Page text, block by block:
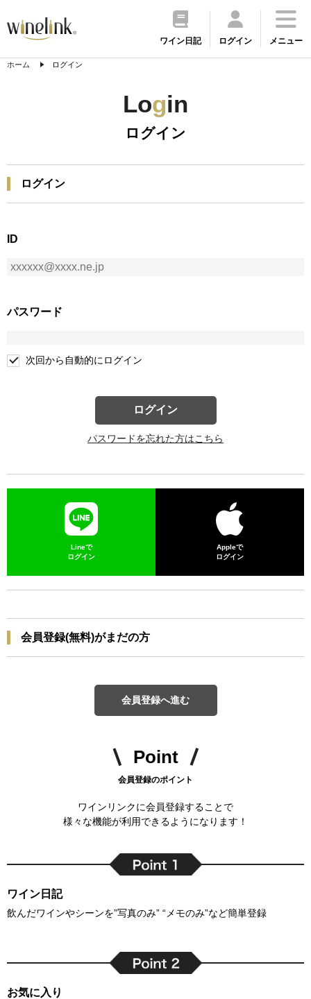
ワイン日記 ログイン メニュー
ホーム ログイン
Login
ログイン
ログイン
ID
パスワード
次回から自動的にログイン
ログイン
パスワードを忘れた方はこちら
Lineで
ログイン
Appleで
ログイン
会員登録(無料)がまだの方
会員登録へ進む
Point
会員登録のポイント
ワインリンクに会員登録することで
様々な機能が利用できるようになります！
ワイン日記
飲んだワインやシーンを”写真のみ” “メモのみ”など簡単登録
お気に入り